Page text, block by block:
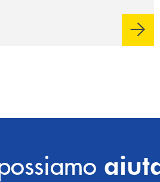
di valori comuni e sulla
territori, per ampliare l’offerta